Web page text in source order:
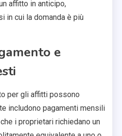
affitto in anticipo,
in cui la domanda è più
e
per gli affitti possono
includono pagamenti mensili
i proprietari richiedano un